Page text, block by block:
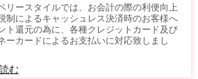
リースタイルでは、お会計の際の利便向上
制によるキャッシュレス決済時のお客様へ
ト還元の為に、各種クレジットカード及び
ーカードによるお支払いに対応致しまし
む